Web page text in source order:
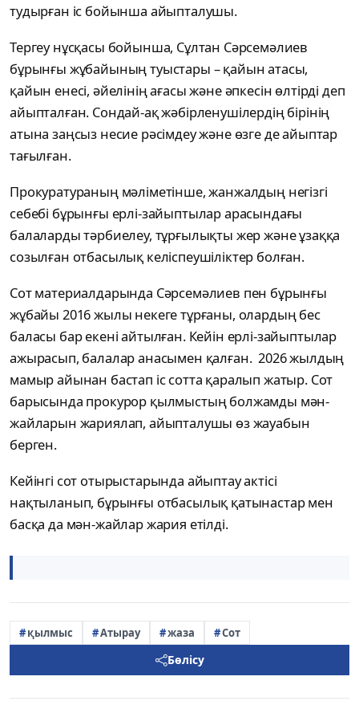
тудырған іс бойынша айыпталушы.
Тергеу нұсқасы бойынша, Сұлтан Сәрсемәлиев
бұрынғы жұбайының туыстары – қайын атасы,
қайын енесі, әйелінің ағасы және әпкесін өлтірді деп
айыпталған. Сондай-ақ жәбірленушілердің бірінің
атына заңсыз несие рәсімдеу және өзге де айыптар
тағылған.
Прокуратураның мәліметінше, жанжалдың негізгі
себебі бұрынғы ерлі-зайыптылар арасындағы
балаларды тәрбиелеу, тұрғылықты жер және ұзаққа
созылған отбасылық келіспеушіліктер болған.
Сот материалдарында Сәрсемәлиев пен бұрынғы
жұбайы 2016 жылы некеге тұрғаны, олардың бес
баласы бар екені айтылған. Кейін ерлі-зайыптылар
ажырасып, балалар анасымен қалған. 2026 жылдың
мамыр айынан бастап іс сотта қаралып жатыр. Сот
барысында прокурор қылмыстың болжамды мән-
жайларын жариялап, айыпталушы өз жауабын
берген.
Кейінгі сот отырыстарында айыптау актісі
нақтыланып, бұрынғы отбасылық қатынастар мен
басқа да мән-жайлар жария етілді.
қылмыс Атырау жаза Сот
Бөлісу